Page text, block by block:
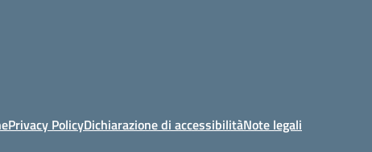
Privacy PolicyDichiarazione di accessibilitàNote legali